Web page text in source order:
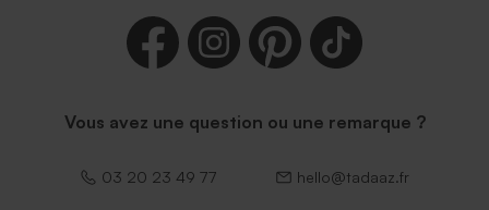
Vous avez une question ou une remarque ?
03 20 23 49 77 hello@tadaaz.fr